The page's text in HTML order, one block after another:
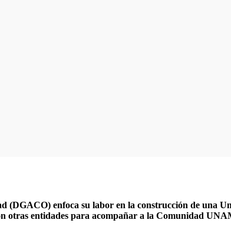
(DGACO) enfoca su labor en la construcción de una
otras entidades para acompañar a la Comunidad